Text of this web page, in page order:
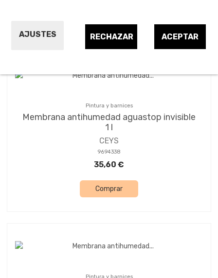
AJUSTES ACEPTAR
RECHAZAR
Ordenar por: 4
Pintura y barnices
Membrana antihumedad aguastop invisible
1 l
CEYS
9694338
35,60 €
Comprar
Pintura y barnices